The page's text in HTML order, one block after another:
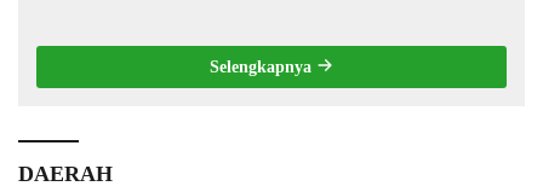
Selengkapnya
DAERAH